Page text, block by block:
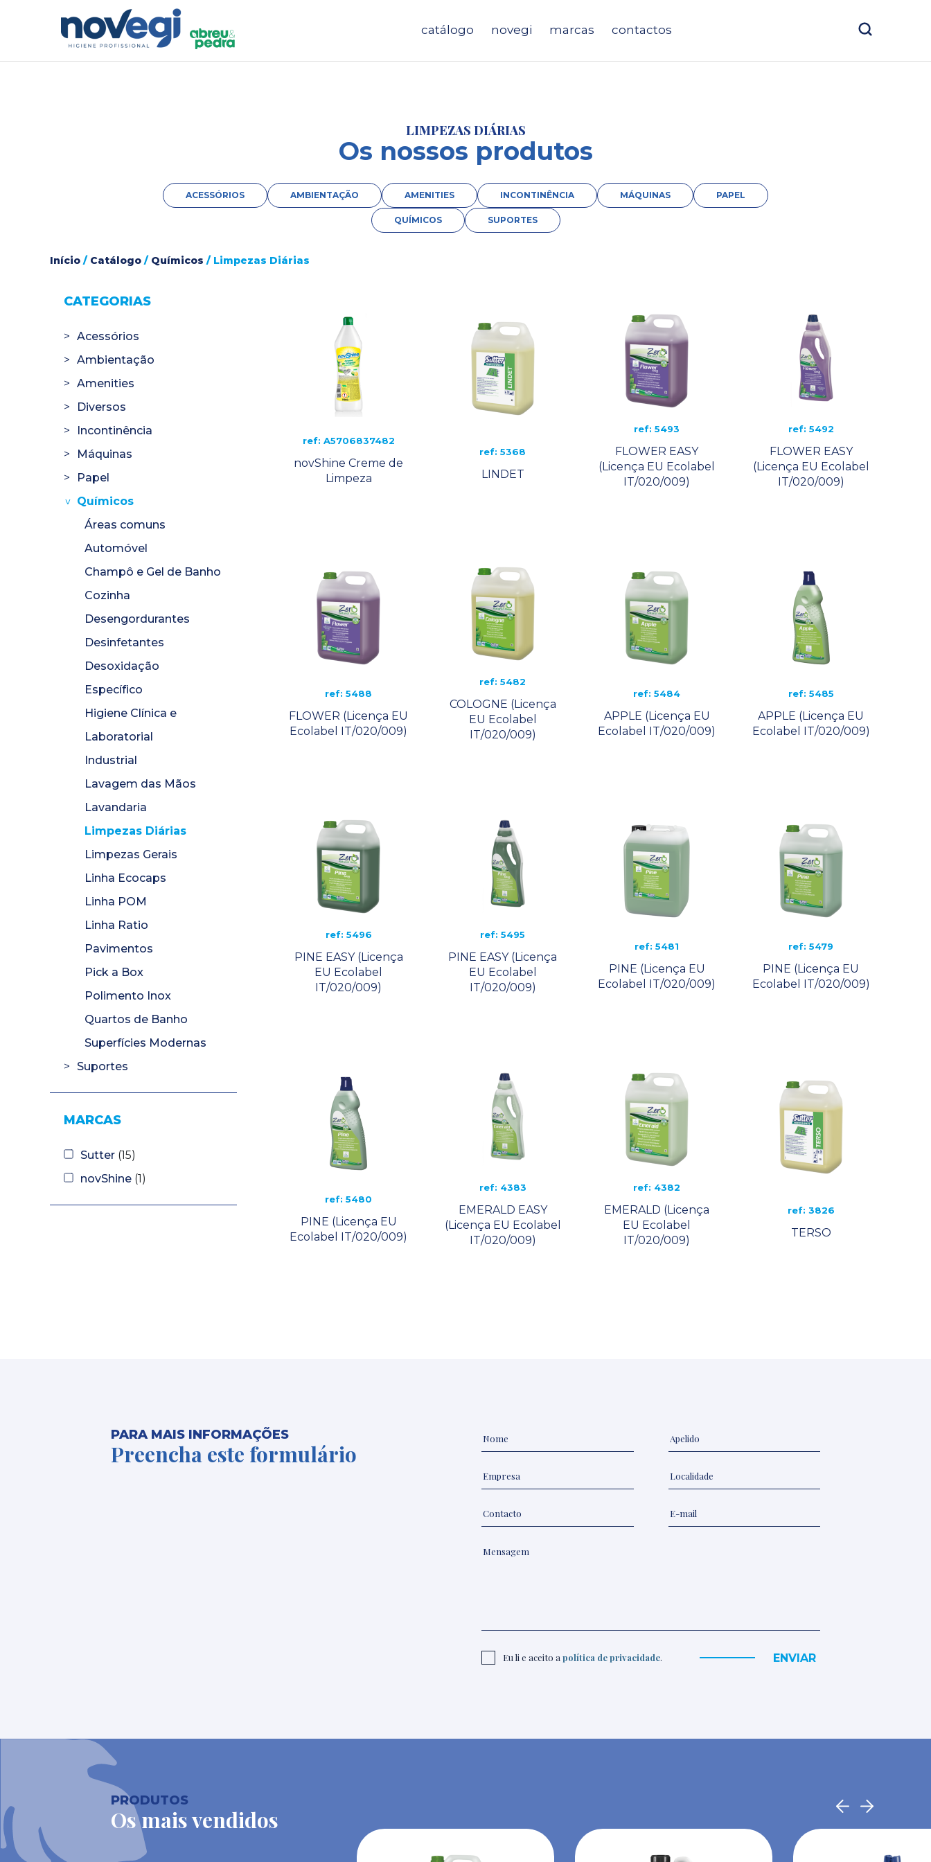
catálogo novegi marcas contactos
LIMPEZAS DIÁRIAS
Os nossos produtos
ACESSÓRIOS AMBIENTAÇÃO AMENITIES INCONTINÊNCIA MÁQUINAS PAPEL
QUÍMICOS SUPORTES
Início / Catálogo / Químicos / Limpezas Diárias
CATEGORIAS
Acessórios
Ambientação
Amenities
Diversos
Incontinência
Máquinas
Papel
Químicos
Áreas comuns
Automóvel
Champô e Gel de Banho
Cozinha
Desengordurantes
Desinfetantes
Desoxidação
Específico
Higiene Clínica e
Laboratorial
Industrial
Lavagem das Mãos
Lavandaria
Limpezas Diárias
Limpezas Gerais
Linha Ecocaps
Linha POM
Linha Ratio
Pavimentos
Pick a Box
Polimento Inox
Quartos de Banho
Superfícies Modernas
Suportes
MARCAS
Sutter (15)
novShine (1)
ref: A5706837482
novShine Creme de
Limpeza
ref: 5368
LINDET
ref: 5493
FLOWER EASY
(Licença EU Ecolabel
IT/020/009)
ref: 5492
FLOWER EASY
(Licença EU Ecolabel
IT/020/009)
ref: 5488
FLOWER (Licença EU
Ecolabel IT/020/009)
ref: 5482
COLOGNE (Licença
EU Ecolabel
IT/020/009)
ref: 5484
APPLE (Licença EU
Ecolabel IT/020/009)
ref: 5485
APPLE (Licença EU
Ecolabel IT/020/009)
ref: 5496
PINE EASY (Licença
EU Ecolabel
IT/020/009)
ref: 5495
PINE EASY (Licença
EU Ecolabel
IT/020/009)
ref: 5481
PINE (Licença EU
Ecolabel IT/020/009)
ref: 5479
PINE (Licença EU
Ecolabel IT/020/009)
ref: 5480
PINE (Licença EU
Ecolabel IT/020/009)
ref: 4383
EMERALD EASY
(Licença EU Ecolabel
IT/020/009)
ref: 4382
EMERALD (Licença
EU Ecolabel
IT/020/009)
ref: 3826
TERSO
PARA MAIS INFORMAÇÕES
Preencha este formulário
Eu li e aceito a política de privacidade. ENVIAR
PRODUTOS
Os mais vendidos